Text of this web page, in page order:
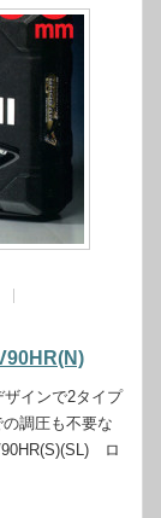
ザインで2タイプ
調圧も不要な
ロ